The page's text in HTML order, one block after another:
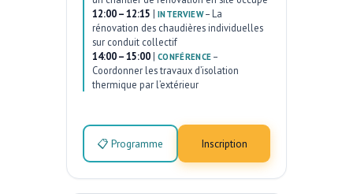
12:00 – 12:15 | INTERVIEW– La
rénovation des chaudières individuelles
sur conduit collectif
14:00 – 15:00 | CONFÉRENCE –
Coordonner les travaux d’isolation
thermique par l’extérieur
📋 Programme Inscription